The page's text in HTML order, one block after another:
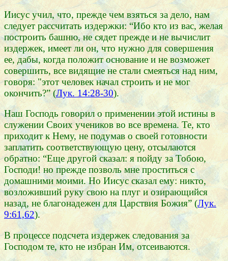
Иисус учил, что, прежде чем взяться за дело, нам
следует рассчитать издержки: “Ибо кто из вас, желая
построить башню, не сядет прежде и не вычислит
издержек, имеет ли он, что нужно для совершения
ее, дабы, когда положит основание и не возможет
совершить, все видящие не стали смеяться над ним,
говоря: "этот человек начал строить и не мог
окончить?” (Лук. 14:28-30).
Наш Господь говорил о применении этой истины в
служении Своих учеников во все времена. Те, кто
приходит к Нему, не подумав о своей готовности
заплатить соответствующую цену, отсылаются
обратно: “Еще другой сказал: я пойду за Тобою,
Господи! но прежде позволь мне проститься с
домашними моими. Но Иисус сказал ему: никто,
возложивший руку свою на плуг и озирающийся
назад, не благонадежен для Царствия Божия” (Лук.
9:61,62).
В процессе подсчета издержек следования за
Господом те, кто не избран Им, отсеиваются.